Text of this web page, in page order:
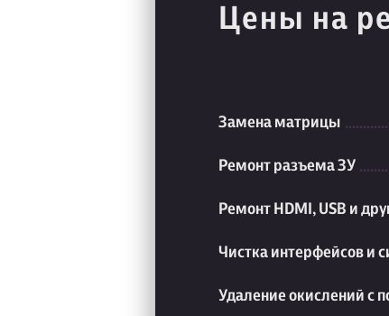
Цены на
Замена матрицы
Ремонт разъема ЗУ
Ремонт HDMI, USB и
Чистка интерфейсов и
Удаление окислений с